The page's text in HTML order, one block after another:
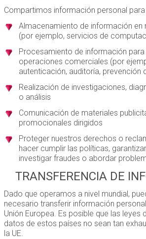
Compartimos información personal
Almacenamiento de información en
(por ejemplo, servicios de
Procesamiento de información
operaciones comerciales (por
autenticación, auditoría, prevención
Realización de investigaciones,
o análisis
Comunicación de materiales
promocionales dirigidos
Proteger nuestros derechos o
hacer cumplir las políticas,
investigar fraudes o abordar
TRANSFERENCIA DE
Dado que operamos a nivel mundial,
necesario transferir información
Unión Europea. Es posible que las leyes
datos de estos países no sean tan
la UE.